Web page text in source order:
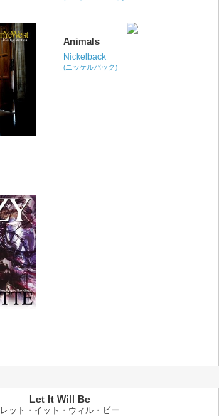
Animals
Nickelback
(ニッケルバック)
Let It Will Be
レット・イット・ウィル・ビー